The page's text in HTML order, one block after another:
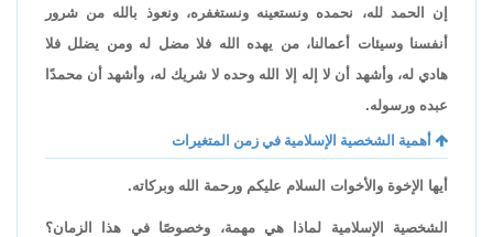
إن الحمد لله، نحمده ونستعينه ونستغفره، ونعوذ بالله من شرور
أنفسنا وسيئات أعمالنا، من يهده الله فلا مضل له ومن يضلل فلا
هادي له، وأشهد أن لا إله إلا الله وحده لا شريك له، وأشهد أن محمدًا
عبده ورسوله.
أهمية الشخصية الإسلامية في زمن المتغيرات
أيها الإخوة والأخوات السلام عليكم ورحمة الله وبركاته.
الشخصية الإسلامية لماذا هي مهمة، وخصوصًا في هذا الزمان؟